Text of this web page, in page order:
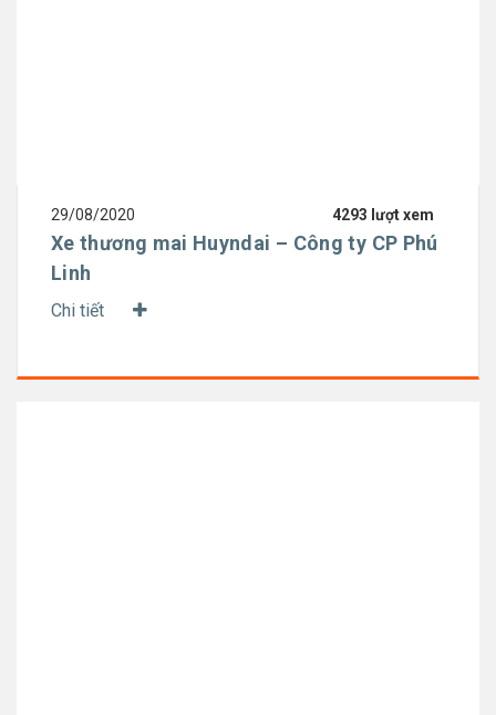
29/08/2020 4293 lượt xem
Xe thương mai Huyndai – Công ty CP Phú
Linh
Chi tiết